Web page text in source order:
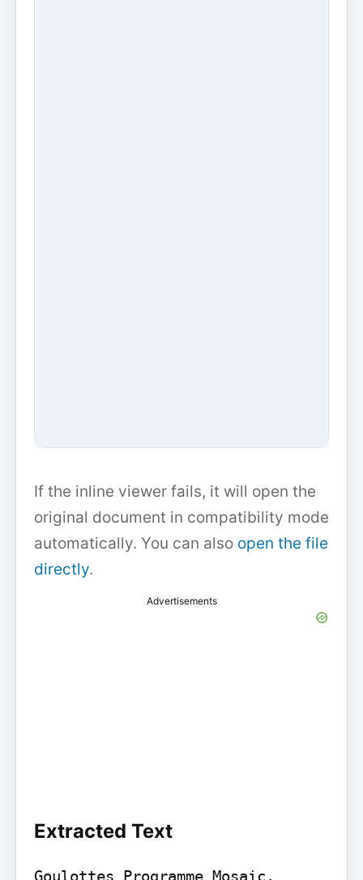
If the inline viewer fails, it will open the
original document in compatibility mode
automatically. You can also open the file
directly.
Advertisements
Extracted Text
Goulottes Programme Mosaic.